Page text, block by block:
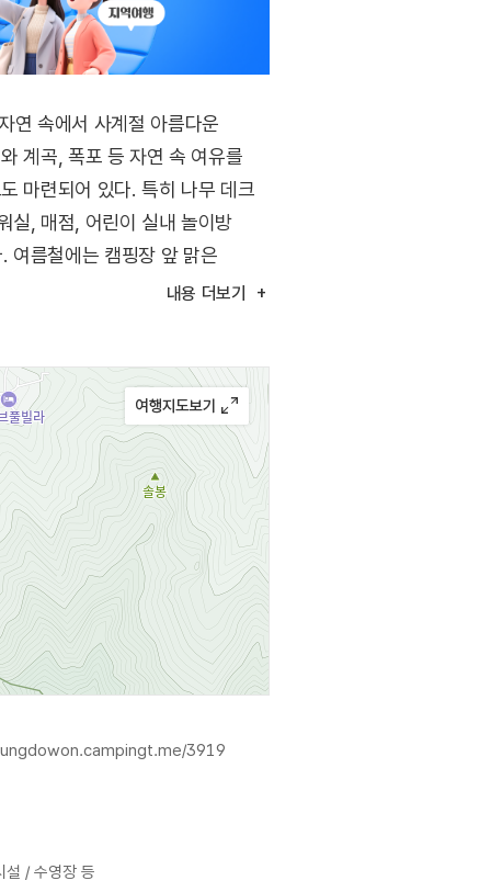
연 속에서 사계절 아름다운
계곡, 폭포 등 자연 속 여유를
마련되어 있다. 특히 나무 데크
실, 매점, 어린이 실내 놀이방
여름철에는 캠핑장 앞 맑은
내용 더보기
3919
설 / 수영장 등